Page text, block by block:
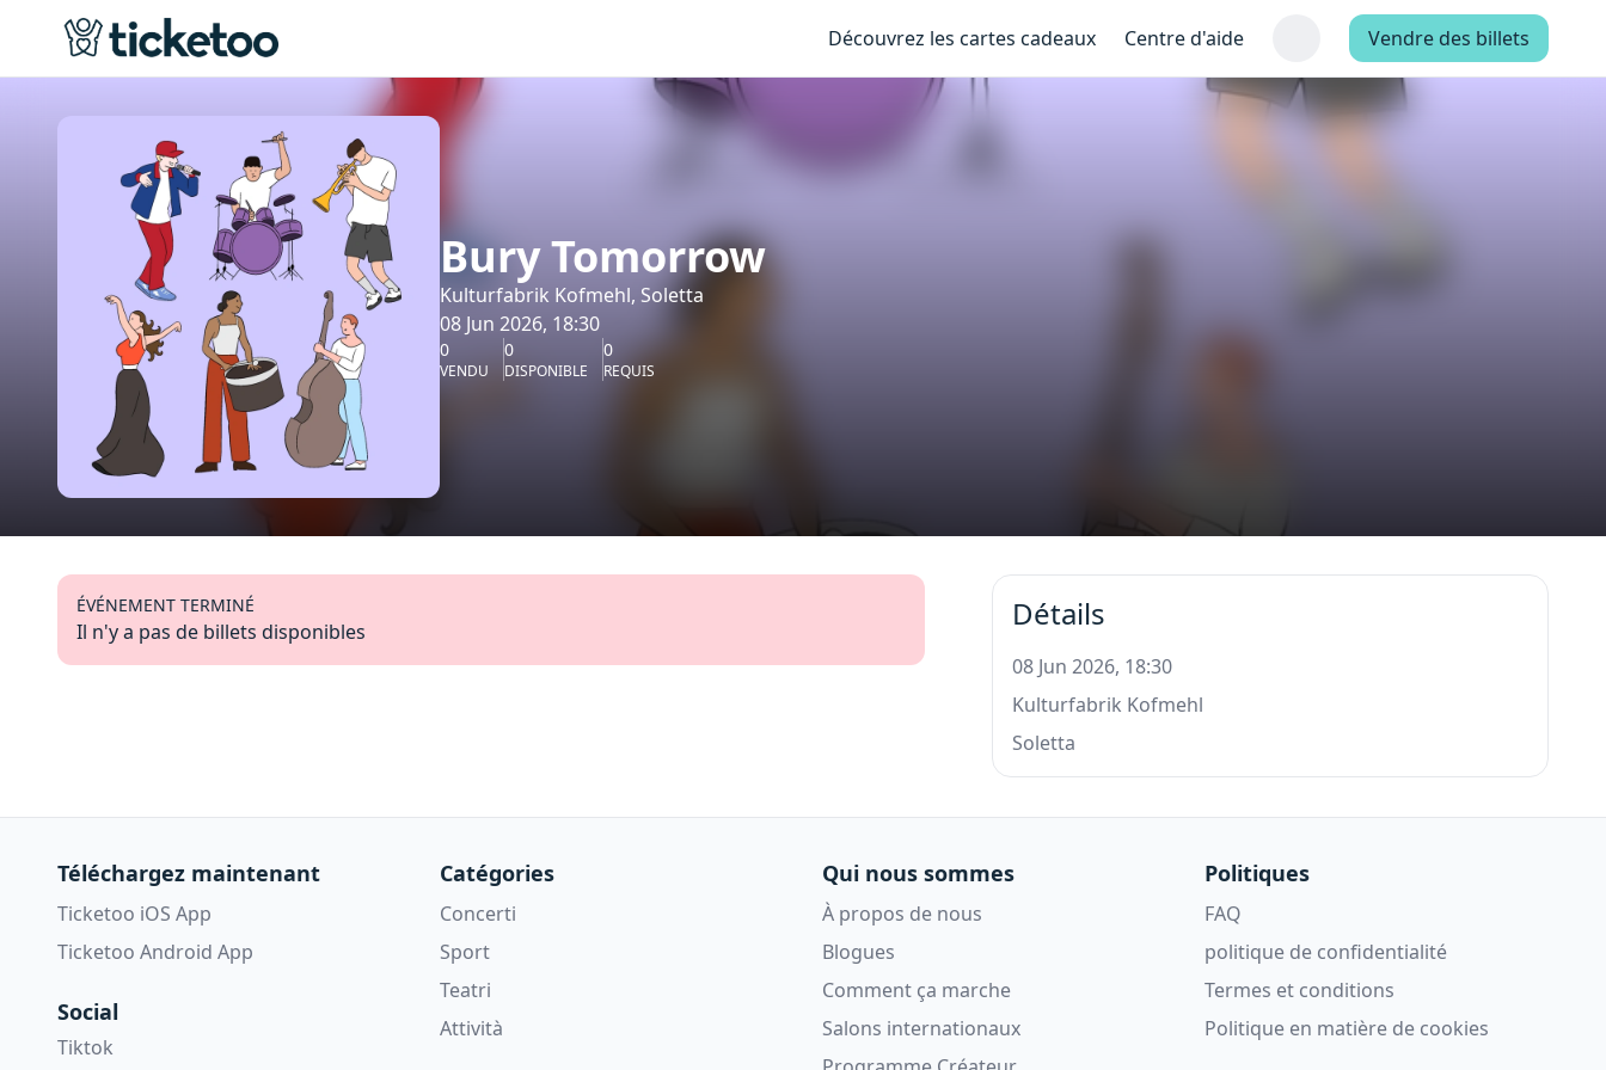
Découvrez les cartes cadeaux Centre d'aide Vendre des billets
Bury Tomorrow
Kulturfabrik Kofmehl, Soletta
08 Jun 2026, 18:30
0
VENDU
0
DISPONIBLE
0
REQUIS
ÉVÉNEMENT TERMINÉ
Il n'y a pas de billets disponibles Détails
08 Jun 2026, 18:30
Kulturfabrik Kofmehl
Soletta
Téléchargez maintenant
Ticketoo iOS App
Ticketoo Android App
Social
Tiktok
Catégories
Concerti
Sport
Teatri
Attività
Qui nous sommes
À propos de nous
Blogues
Comment ça marche
Salons internationaux
Politiques
FAQ
politique de confidentialité
Termes et conditions
Politique en matière de cookies